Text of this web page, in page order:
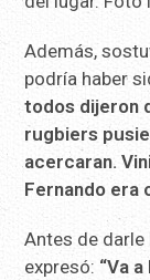
Además,
podría haber
todos dijeron
rugbiers
acercaran.
Fernando era
Antes de darle
expresó: “Va